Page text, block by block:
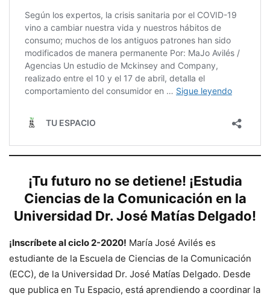
¡Tu futuro no se detiene! ¡Estudia
Ciencias de la Comunicación en la
Universidad Dr. José Matías Delgado!
¡Inscríbete al ciclo 2-2020! María José Avilés es
estudiante de la Escuela de Ciencias de la Comunicación
(ECC), de la Universidad Dr. José Matías Delgado. Desde
que publica en Tu Espacio, está aprendiendo a coordinar la